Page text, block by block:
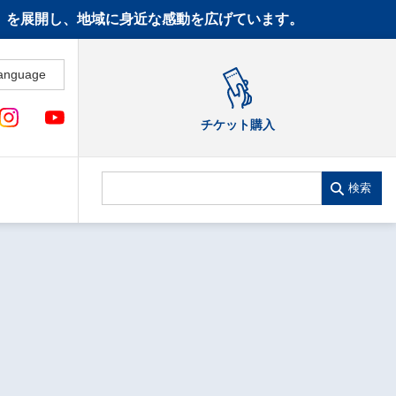
展開し、地域に身近な感動を広げています。
チケット購入
検索